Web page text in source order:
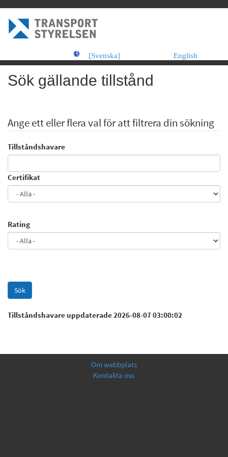
[Svenska] English
Sök gällande tillstånd
Ange ett eller flera val för att filtrera din sökning
Tillståndshavare
Certifikat
Rating
Tillståndshavare uppdaterade 2026-08-07 03:00:02
Om webbplats
Kontakta oss